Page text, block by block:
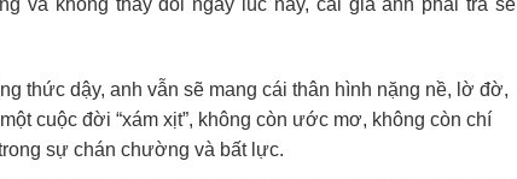
thức dậy, anh vẫn sẽ mang cái thân hình nặng nề, lờ đờ,
cuộc đời “xám xịt”, không còn ước mơ, không còn chí
sự chán chường và bất lực.